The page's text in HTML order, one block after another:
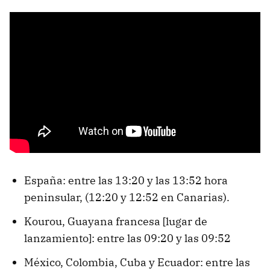
España: entre las 13:20 y las 13:52 hora
peninsular, (12:20 y 12:52 en Canarias).
Kourou, Guayana francesa [lugar de
lanzamiento]: entre las 09:20 y las 09:52
México, Colombia, Cuba y Ecuador: entre las